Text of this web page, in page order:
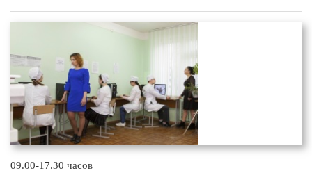
09.00-17.30 часов